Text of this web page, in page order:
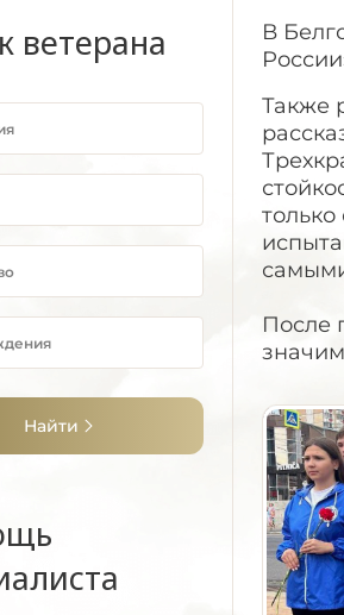
ветерана
Найти
В
Также
После